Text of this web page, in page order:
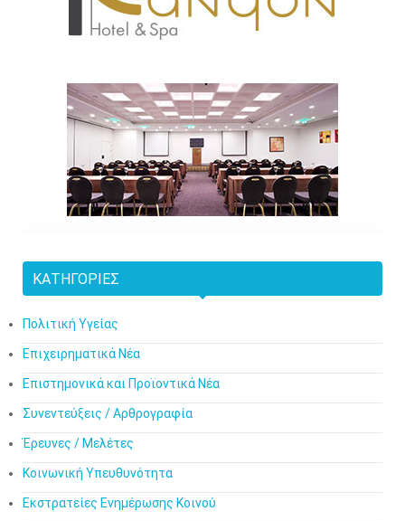
ΚΑΤΗΓΟΡΊΕΣ
Πολιτική Υγείας
Επιχειρηματικά Νέα
Επιστημονικά και Προϊοντικά Νέα
Συνεντεύξεις / Αρθρογραφία
Έρευνες / Μελέτες
Κοινωνική Υπευθυνότητα
Εκστρατείες Ενημέρωσης Κοινού